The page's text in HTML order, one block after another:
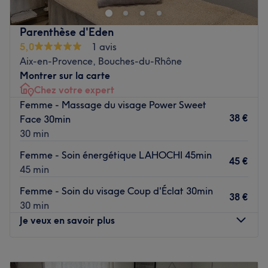
et apaisante, propice à la détente et au lâcher-prise.
Transport public le plus proche
L'arrêt de bus Ferry est uniquement à une minute à pied
du salon, desservi par les lignes 08SP et 8.
L'équipe
Betania vous accueille chaleureusement chez elle et vous
propose des prestations personnalisées, adaptées aux
besoins de chaque peau et aux attentes de chacun.
Nos coups de cœur :
L’atmosphère : une magnifique pièce dédiée, entièrement
Les spécialités de l’établissement : les soins du visage et
les massages.
Voir le salon
Parenthèse d'Eden
5,0
1 avis
Aix-en-Provence, Bouches-du-Rhône
Montrer sur la carte
Chez votre expert
Femme - Massage du visage Power Sweet
Face 30min
30 min
38 €
Femme - Soin énergétique LAHOCHI 45min
45 min
45 €
Femme - Soin du visage Coup d'Éclat 30min
30 min
38 €
Je veux en savoir plus